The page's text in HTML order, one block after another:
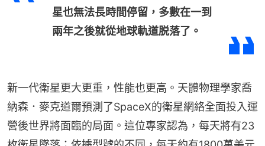
星也無法長時間停留，多數在一到
兩年之後就從地球軌道脱落了。
新一代衛星更大更重，性能也更高。天體物理學家喬
納森．麥克道爾預測了SpaceX的衛星網絡全面投入運
營後世界將面臨的局面。這位專家認為，每天將有23